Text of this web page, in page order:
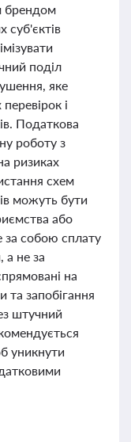
брендом
суб'єктів
поділ
яке
і
Податкова
роботу з
ризиках
схем
можуть бути
або
за собою сплату
а не за
на
та запобігання
штучний
уникнути